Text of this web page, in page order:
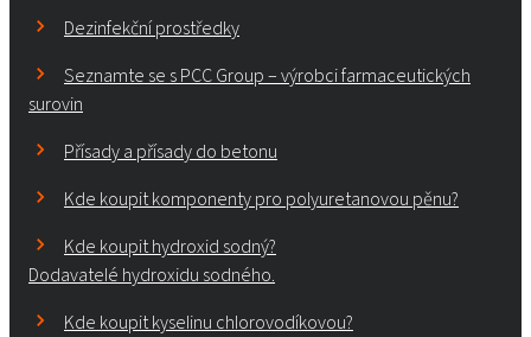
Dezinfekční prostředky
Seznamte se s PCC Group – výrobci farmaceutických
surovin
Přísady a přísady do betonu
Kde koupit komponenty pro polyuretanovou pěnu?
Kde koupit hydroxid sodný?
Dodavatelé hydroxidu sodného.
Kde koupit kyselinu chlorovodíkovou?